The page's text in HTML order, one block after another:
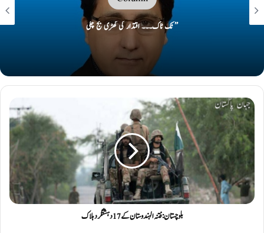
’’ ٹک ٹاک۔۔۔ اقتدار کی گھڑی بج چکی
بلوچستان: فتنہ الہندوستان کے 17دہشتگرد ہلاک